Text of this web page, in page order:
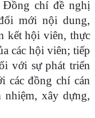
chí đề nghị
mới nội dung,
kết hội viên, thực
các hội viên; tiếp
với sự phát triển
các đồng chí cán
nhiệm, xây dựng,